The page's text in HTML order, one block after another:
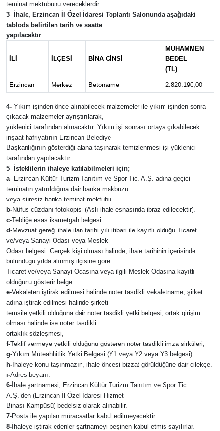
teminat mektubunu vereceklerdir.
3-
İhale, Erzincan İl Özel İdaresi Toplantı Salonunda aşağıdaki
tabloda belirtilen tarih ve saatte
yapılacaktır.
İLİ İLÇESİ BİNA CİNSİ
MUHAMMEN
BEDEL
(TL)
Erzincan Merkez Betonarme 2.820.190,00
4-Yıkım işinden önce alınabilecek malzemeler ile yıkım işinden sonra
çıkacak malzemeler ayrıştırılarak,
yüklenici tarafından alınacaktır. Yıkım işi sonrası ortaya çıkabilecek
inşaat hafriyatının Erzincan Belediye
Başkanlığının gösterdiği alana taşınarak temizlenmesi işi yüklenici
tarafından yapılacaktır.
5- İsteklilerin ihaleye katılabilmeleri için;
a-Erzincan Kültür Turizm Tanıtım ve Spor Tic. A.Ş. adına geçici
teminatın yatırıldığına dair banka makbuzu
veya süresiz banka teminat mektubu.
b-Nüfus cüzdanı fotokopisi (Aslı ihale esnasında ibraz edilecektir).
c-Tebliğe esas ikametgah belgesi.
d-Mevzuat gereği ihale ilan tarihi yılı itibari ile kayıtlı olduğu Ticaret
ve/veya Sanayi Odası veya Meslek
Odası belgesi. Gerçek kişi olması halinde, ihale tarihinin içerisinde
bulunduğu yılda alınmış ilgisine göre
Ticaret ve/veya Sanayi Odasına veya ilgili Meslek Odasına kayıtlı
olduğunu gösterir belge.
e-Vekaleten iştirak edilmesi halinde noter tasdikli vekaletname, şirket
adına iştirak edilmesi halinde şirketi
temsile yetkili olduğuna dair noter tasdikli yetki belgesi, ortak girişim
olması halinde ise noter tasdikli
ortaklık sözleşmesi,
f-Teklif vermeye yetkili olduğunu gösteren noter tasdikli imza sirküleri;
g-Yıkım Müteahhitlik Yetki Belgesi (Y1 veya Y2 veya Y3 belgesi).
h-İhaleye konu taşınmazın, ihale öncesi bizzat görüldüğüne dair dilekçe.
ı-Adres beyanı.
6-İhale şartnamesi, Erzincan Kültür Turizm Tanıtım ve Spor Tic.
A.Ş.’den (Erzincan İl Özel İdaresi Hizmet
Binası Kampüsü) bedelsiz olarak alınabilir.
7-Posta ile yapılan müracaatlar kabul edilmeyecektir.
8-İhaleye iştirak edenler şartnameyi peşinen kabul etmiş sayılırlar.
SPOR
SÜRMANŞET
TARIM
VİDEO HABER